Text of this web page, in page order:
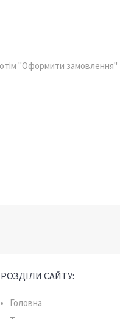
"Оформити замовлення"
РОЗДІЛИ САЙТУ:
Головна